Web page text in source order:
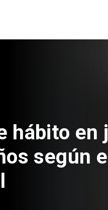
Piñera